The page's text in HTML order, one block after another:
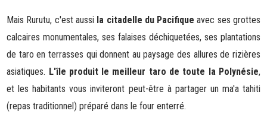
Mais Rurutu, c'est aussi la citadelle du Pacifique avec ses grottes
calcaires monumentales, ses falaises déchiquetées, ses plantations
de taro en terrasses qui donnent au paysage des allures de rizières
asiatiques. L'île produit le meilleur taro de toute la Polynésie,
et les habitants vous inviteront peut-être à partager un ma'a tahiti
(repas traditionnel) préparé dans le four enterré.